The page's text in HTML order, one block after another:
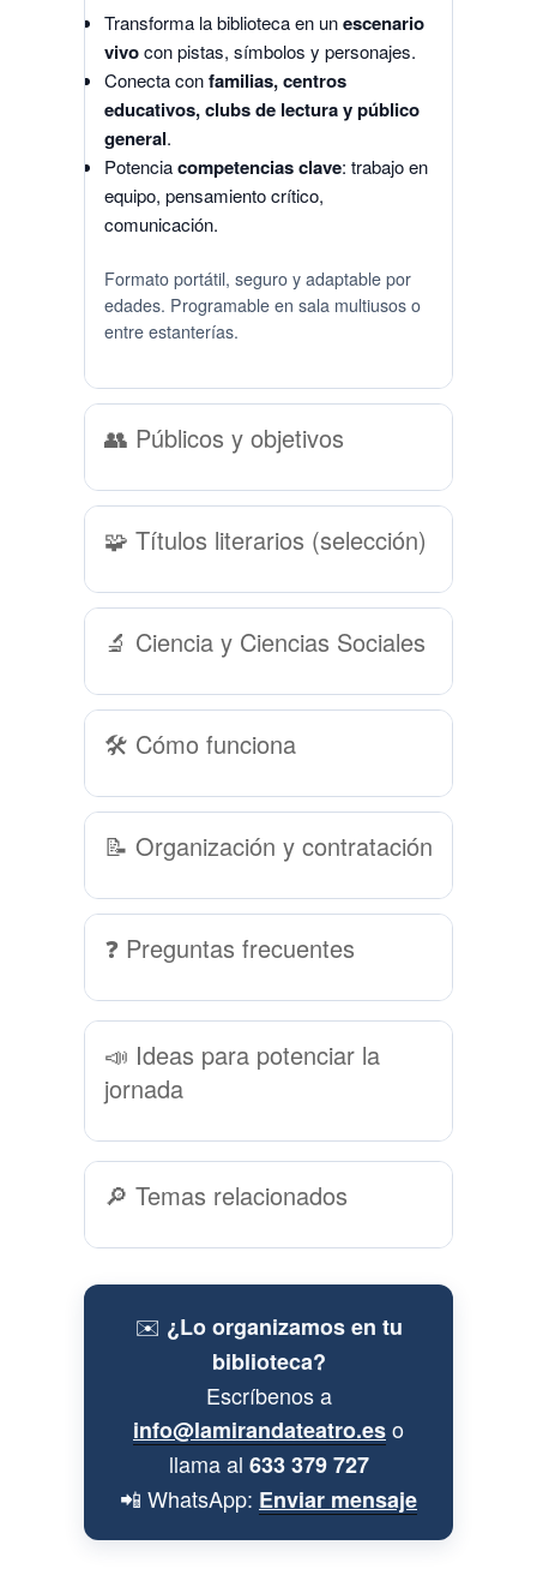
Transforma la biblioteca en unescenario
vivocon pistas, símbolos y personajes.
Conecta confamilias, centros
educativos, clubs de lectura y público
general.
Potenciacompetencias clave: trabajo en
equipo, pensamiento crítico,
comunicación.
Formato portátil, seguro y adaptable por
edades. Programable en sala multiusos o
entre estanterías.
👥 Públicos y objetivos
🧩 Títulos literarios (selección)
🔬 Ciencia y Ciencias Sociales
🛠 Cómo funciona
📝 Organización y contratación
❓ Preguntas frecuentes
📣 Ideas para potenciar la
jornada
🔎 Temas relacionados
✉️ ¿Lo organizamos en tu
biblioteca?
Escríbenos a
info@lamirandateatro.eso
llama al 633 379 727
📲 WhatsApp: Enviar mensaje